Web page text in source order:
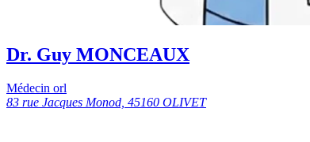
Dr. Guy MONCEAUX
Médecin orl
83 rue Jacques Monod, 45160 OLIVET